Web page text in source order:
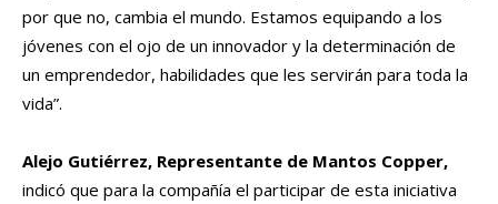
por que no, cambia el mundo. Estamos equipando a los
jóvenes con el ojo de un innovador y la determinación de
un emprendedor, habilidades que les servirán para toda la
vida”.
Alejo Gutiérrez, Representante de Mantos Copper,
indicó que para la compañía el participar de esta iniciativa